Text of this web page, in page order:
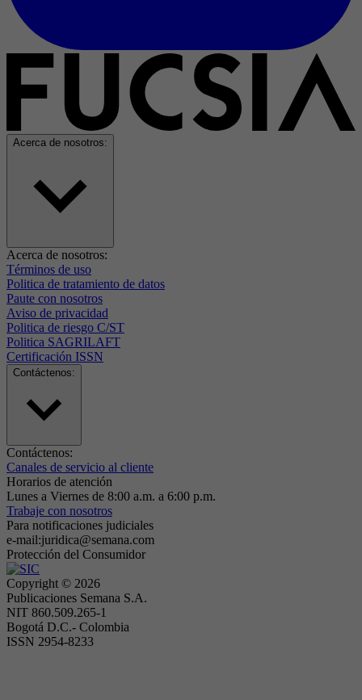
Acerca de nosotros:
Acerca de nosotros:
Términos de uso
Politica de tratamiento de datos
Paute con nosotros
Aviso de privacidad
Politica de riesgo C/ST
Politica SAGRILAFT
Certificación ISSN
Contáctenos:
Contáctenos:
Canales de servicio al cliente
Horarios de atención
Lunes a Viernes de 8:00 a.m. a 6:00 p.m.
Trabaje con nosotros
Para notificaciones judiciales
e-mail:juridica@semana.com
Protección del Consumidor
Copyright © 2026
Publicaciones Semana S.A.
NIT 860.509.265-1
Bogotá D.C.- Colombia
ISSN 2954-8233